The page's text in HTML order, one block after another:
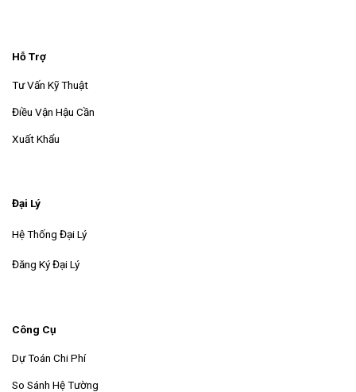
Hỗ Trợ
Tư Vấn Kỹ Thuật
Điều Vận Hậu Cần
Xuất Khẩu
Đại Lý
Hệ Thống Đại Lý
Đăng Ký Đại Lý
Công Cụ
Dự Toán Chi Phí
So Sánh Hệ Tường